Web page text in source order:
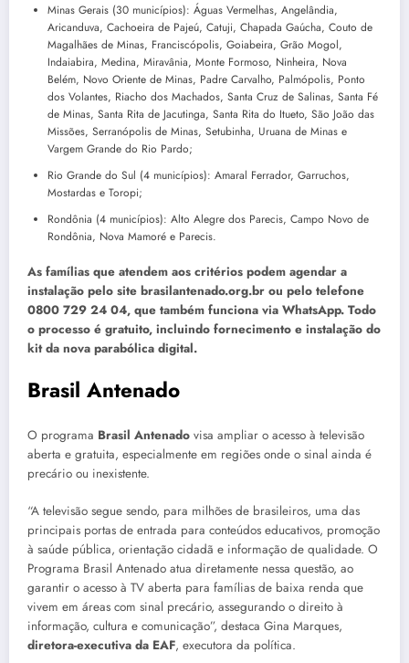
Minas Gerais (30 municípios): Águas Vermelhas, Angelândia,
Aricanduva, Cachoeira de Pajeú, Catuji, Chapada Gaúcha, Couto de
Magalhães de Minas, Franciscópolis, Goiabeira, Grão Mogol,
Indaiabira, Medina, Miravânia, Monte Formoso, Ninheira, Nova
Belém, Novo Oriente de Minas, Padre Carvalho, Palmópolis, Ponto
dos Volantes, Riacho dos Machados, Santa Cruz de Salinas, Santa Fé
de Minas, Santa Rita de Jacutinga, Santa Rita do Itueto, São João das
Missões, Serranópolis de Minas, Setubinha, Uruana de Minas e
Vargem Grande do Rio Pardo;
Rio Grande do Sul (4 municípios): Amaral Ferrador, Garruchos,
Mostardas e Toropi;
Rondônia (4 municípios): Alto Alegre dos Parecis, Campo Novo de
Rondônia, Nova Mamoré e Parecis.
As famílias que atendem aos critérios podem agendar a
instalação pelo site brasilantenado.org.br ou pelo telefone
0800 729 24 04, que também funciona via WhatsApp. Todo
o processo é gratuito, incluindo fornecimento e instalação do
kit da nova parabólica digital.
Brasil Antenado
O programa Brasil Antenado visa ampliar o acesso à televisão
aberta e gratuita, especialmente em regiões onde o sinal ainda é
precário ou inexistente.
“A televisão segue sendo, para milhões de brasileiros, uma das
principais portas de entrada para conteúdos educativos, promoção
à saúde pública, orientação cidadã e informação de qualidade. O
Programa Brasil Antenado atua diretamente nessa questão, ao
garantir o acesso à TV aberta para famílias de baixa renda que
vivem em áreas com sinal precário, assegurando o direito à
informação, cultura e comunicação”, destaca Gina Marques,
diretora-executiva da EAF, executora da política.